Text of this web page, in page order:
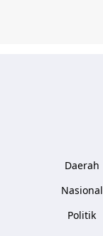
Daerah
Nasional
Politik